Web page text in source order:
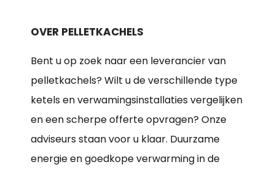
OVER PELLETKACHELS
Bent u op zoek naar een leverancier van
pelletkachels? Wilt u de verschillende type
ketels en verwamingsinstallaties vergelijken
en een scherpe offerte opvragen? Onze
adviseurs staan voor u klaar. Duurzame
energie en goedkope verwarming in de